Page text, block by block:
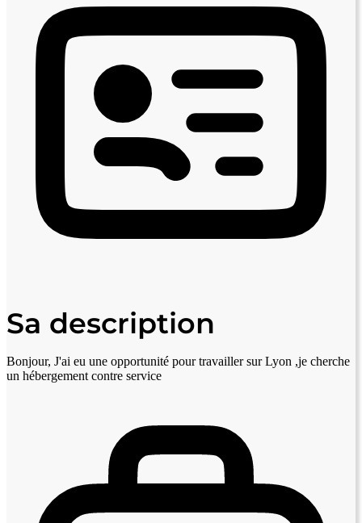
Sa description
Bonjour, J'ai eu une opportunité pour travailler sur Lyon ,je cherche
un hébergement contre service